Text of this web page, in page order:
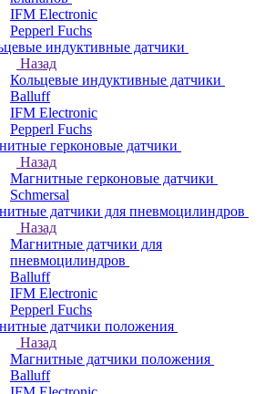
IFM Electronic
Pepperl Fuchs
индуктивные датчики
Назад
Кольцевые индуктивные датчики
Balluff
IFM Electronic
Pepperl Fuchs
герконовые датчики
Назад
Магнитные герконовые датчики
Schmersal
датчики для пневмоцилиндров
Назад
Магнитные датчики для
пневмоцилиндров
Balluff
IFM Electronic
Pepperl Fuchs
датчики положения
Назад
Магнитные датчики положения
Balluff